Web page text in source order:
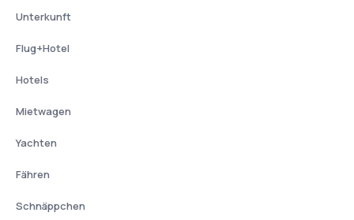
Unterkunft
Flug+Hotel
Hotels
Mietwagen
Yachten
Fähren
Schnäppchen